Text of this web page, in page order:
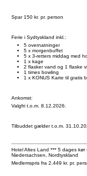
Spar 150 kr. pr. person
Ferie i Sydtyskland inkl.:
5 overnatninger
5 x morgenbuffet
5 x 3-retters middag med
1 x kage
2 flasker vand og 1 flaske
1 times bowling
1 x KONUS Karte til gratis
Ankomst:
Valgfri t.o.m. 8.12.2026.
Tilbuddet gælder t.o.m.
Hotel Altes Land *** 5 dages kør
Niedersachsen, Nordtyskland
Medlemspris fra 2.449 kr. pr.